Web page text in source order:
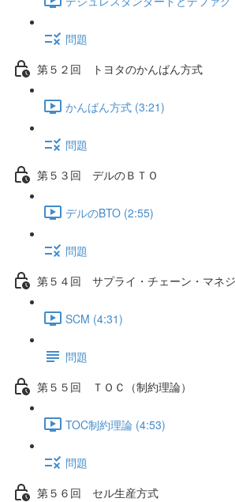
問題
第５２回 トヨタのかんばん方式
かんばん方式 (3:21)
問題
第５３回 デルのＢＴＯ
デルのBTO (2:55)
問題
第５４回 サプライ・チェーン・マネジ
SCM (4:31)
問題
第５５回 ＴＯＣ（制約理論）
TOC制約理論 (4:53)
問題
第５６回 セル生産方式